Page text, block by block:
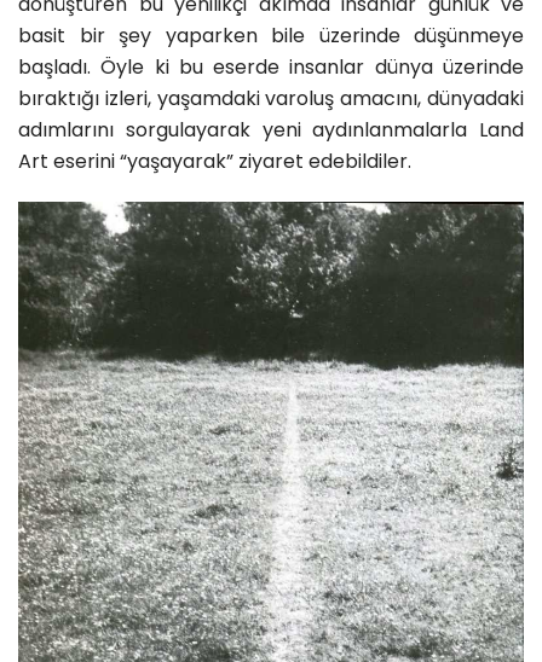
basit bir şey yaparken bile üzerinde düşünmeye
başladı. Öyle ki bu eserde insanlar dünya üzerinde
bıraktığı izleri, yaşamdaki varoluş amacını, dünyadaki
adımlarını sorgulayarak yeni aydınlanmalarla Land
Art eserini “yaşayarak” ziyaret edebildiler.